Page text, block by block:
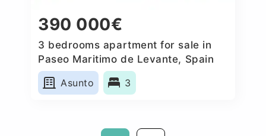
390 000€
3 bedrooms apartment for sale in
Paseo Maritimo de Levante, Spain
Asunto
3